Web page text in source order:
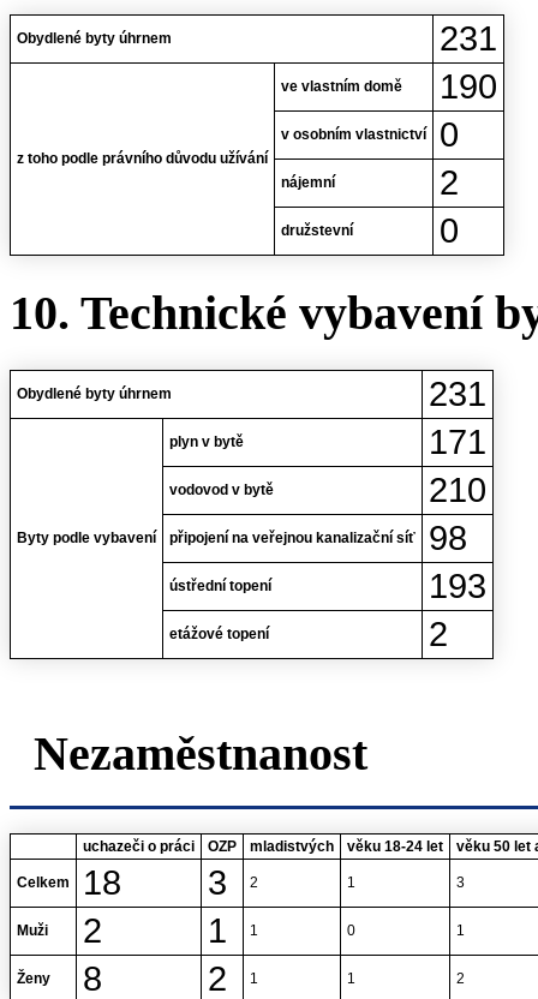
Obydlené byty úhrnem 231
z toho podle právního důvodu užívání
ve vlastním domě 190
v osobním vlastnictví 0
nájemní 2
družstevní 0
10. Technické vybavení
Obydlené byty úhrnem 231
Byty podle vybavení
plyn v bytě 171
vodovod v bytě 210
připojení na veřejnou kanalizační síť 98
ústřední topení 193
etážové topení 2
Nezaměstnanost
uchazeči o práci OZP mladistvých věku 18-24 let věku 50 let
Celkem 18 3 2 1 3
Muži 2 1 1 0 1
Ženy 8 2 1 1 2